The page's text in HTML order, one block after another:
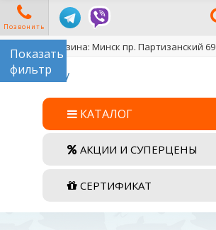
Позвонить
Адрес магазина: Минск пр. Партизанский 69
КАТАЛОГ
АКЦИИ И СУПЕРЦЕНЫ
СЕРТИФИКАТ